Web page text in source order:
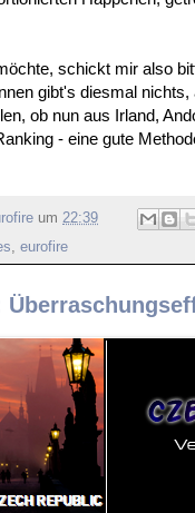
schickt mir also
gibt's diesmal
ob nun aus Irland,
- eine gute
um 22:39
, eurofire